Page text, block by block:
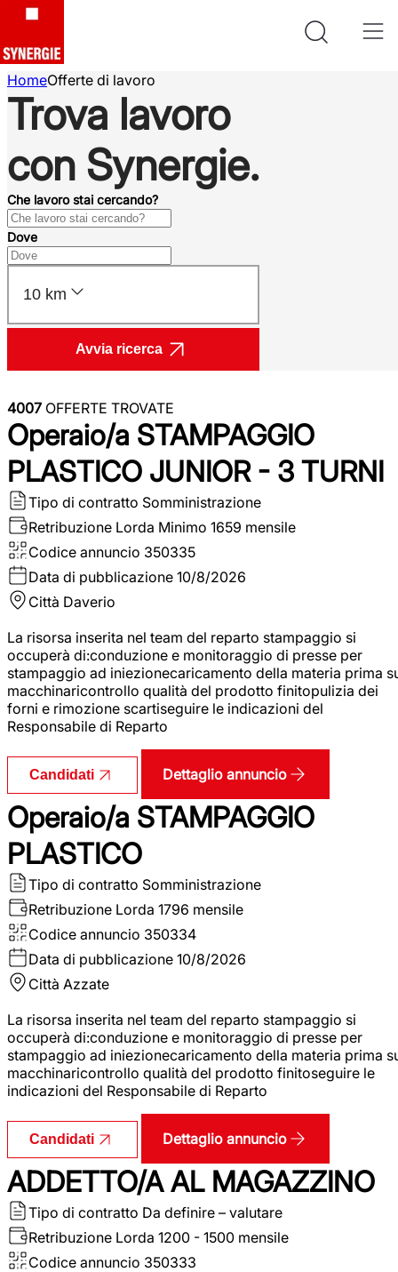
HomeOfferte di lavoro
Trova lavoro
con Synergie.
Che lavoro stai cercando?
Dove
10 km
Avvia ricerca
4007 OFFERTE TROVATE
Operaio/a STAMPAGGIO
PLASTICO JUNIOR - 3 TURNI
Tipo di contratto Somministrazione
Retribuzione Lorda Minimo 1659 mensile
Codice annuncio 350335
Data di pubblicazione 10/8/2026
Città Daverio
La risorsa inserita nel team del reparto stampaggio si
occuperà di:conduzione e monitoraggio di presse per
stampaggio ad iniezionecaricamento della materia prima
macchinaricontrollo qualità del prodotto finitopulizia dei
forni e rimozione scartiseguire le indicazioni del
Responsabile di Reparto
Candidati Dettaglio annuncio
Operaio/a STAMPAGGIO
PLASTICO
Tipo di contratto Somministrazione
Retribuzione Lorda 1796 mensile
Codice annuncio 350334
Data di pubblicazione 10/8/2026
Città Azzate
La risorsa inserita nel team del reparto stampaggio si
occuperà di:conduzione e monitoraggio di presse per
stampaggio ad iniezionecaricamento della materia prima
macchinaricontrollo qualità del prodotto finitoseguire le
indicazioni del Responsabile di Reparto
Candidati Dettaglio annuncio
ADDETTO/A AL MAGAZZINO
Tipo di contratto Da definire – valutare
Retribuzione Lorda 1200 - 1500 mensile
Codice annuncio 350333